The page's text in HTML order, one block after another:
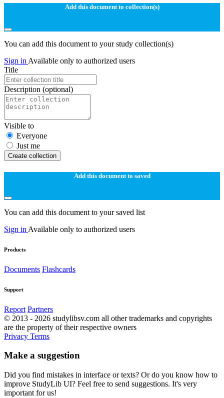
Add this document to collection(s)
You can add this document to your study collection(s)
Sign in Available only to authorized users
Title
Description (optional)
Visible to
Everyone
Just me
Create collection
Add this document to saved
You can add this document to your saved list
Sign in Available only to authorized users
Products
Documents Flashcards
Support
Report Partners
© 2013 - 2026 studylibsv.com all other trademarks and copyrights
are the property of their respective owners
Privacy Terms
Make a suggestion
Did you find mistakes in interface or texts? Or do you know how to
improve StudyLib UI? Feel free to send suggestions. It's very
important for us!